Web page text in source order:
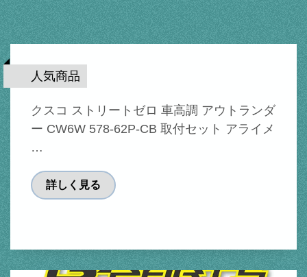
人気商品
クスコ ストリートゼロ 車高調 アウトランダ
ー CW6W 578-62P-CB 取付セット アライメ
…
詳しく見る